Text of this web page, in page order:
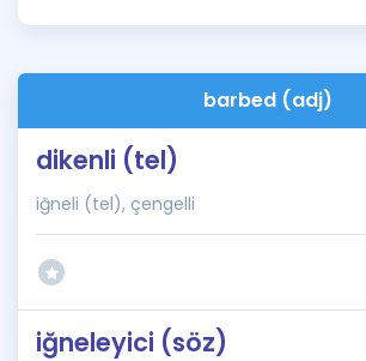
İngilizce Gramer
barbed (adj)
dikenli (tel)
iğneli (tel), çengelli
iğneleyici (söz)